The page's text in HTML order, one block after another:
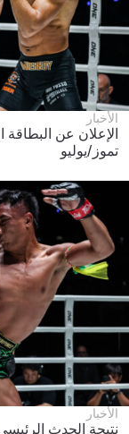
الأخبار
تموز/يوليو
الأخبار